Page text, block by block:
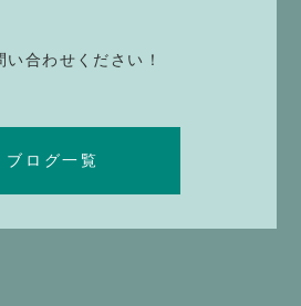
合わせください！
ブログ一覧